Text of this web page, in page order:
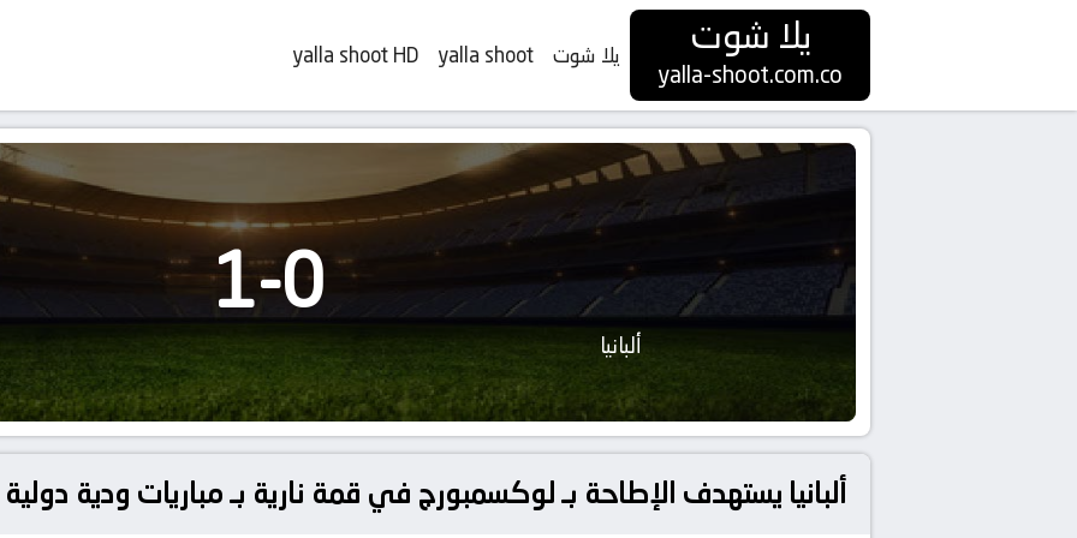
يلا شوت
yalla-shoot.com.co
يلا شوت yalla shoot
yalla shoot HD
ألبانيا
0
-
1
ألبانيا يستهدف الإطاحة بـ لوكسمبورج في قمة نارية بـ مباريات ودية دولية